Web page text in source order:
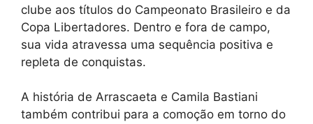
clube aos títulos do Campeonato Brasileiro e da
Copa Libertadores. Dentro e fora de campo,
sua vida atravessa uma sequência positiva e
repleta de conquistas.
A história de Arrascaeta e Camila Bastiani
também contribui para a comoção em torno do